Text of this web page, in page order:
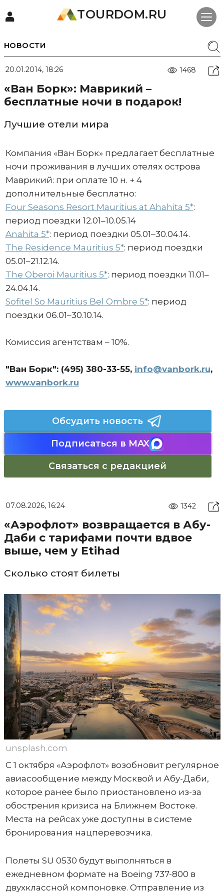
TOURDOM.RU
НОВОСТИ
20.01.2014, 18:26 1468
«Ван Борк»: Маврикий –
бесплатные ночи в подарок!
Лучшие отели мира
Компания «Ван Борк» предлагает бесплатные
ночи проживания в лучших отелях острова
Маврикий: при оплате 10 н. + 4
дополнительные бесплатно:
Four Seasons Resort Mauritius at Ahahita 5*:
период поездки 12.01–10.05.14
Anahita 5*: период поездки 05.01–30.04.14.
The Residence Mauritius 5*: период поездки
05.01–21.12.14.
The Oberoi Mauritius 5*: период поездки 11.01–
24.04.14.
Sofitel So Mauritius Bel Ombre 5*: период
поездки 06.01–30.10.14.
Комиссия агентствам – 10%.
"Ван Борк": (495) 380-33-55, info@vanbork.ru,
www.vanbork.ru
Обсудить новость
Подписаться в MAX
Связаться с редакцией
07.08.2026, 16:24 1342
«Аэрофлот» возвращается в Абу-
Даби с тарифами почти вдвое
выше, чем у Etihad
Сколько стоят билеты
unsplash.com
С 1 октября «Аэрофлот» возобновит регулярное
авиасообщение между Москвой и Абу-Даби,
которое ранее было приостановлено из-за
обострения кризиса на Ближнем Востоке.
Места на рейсах уже доступны в системе
бронирования нацперевозчика.
Полеты SU 0530 будут выполняться в
ежедневном формате на Boeing 737-800 в
двухклассной компоновке. Отправление из